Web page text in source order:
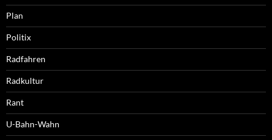
Plan
Politix
Radfahren
Radkultur
Rant
U-Bahn-Wahn